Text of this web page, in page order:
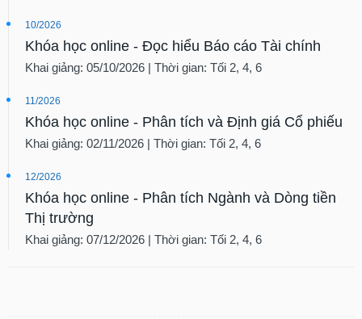
10/2026
Khóa học online - Đọc hiểu Báo cáo Tài chính
Khai giảng: 05/10/2026 | Thời gian: Tối 2, 4, 6
11/2026
Khóa học online - Phân tích và Định giá Cổ phiếu
Khai giảng: 02/11/2026 | Thời gian: Tối 2, 4, 6
12/2026
Khóa học online - Phân tích Ngành và Dòng tiền
Thị trường
Khai giảng: 07/12/2026 | Thời gian: Tối 2, 4, 6